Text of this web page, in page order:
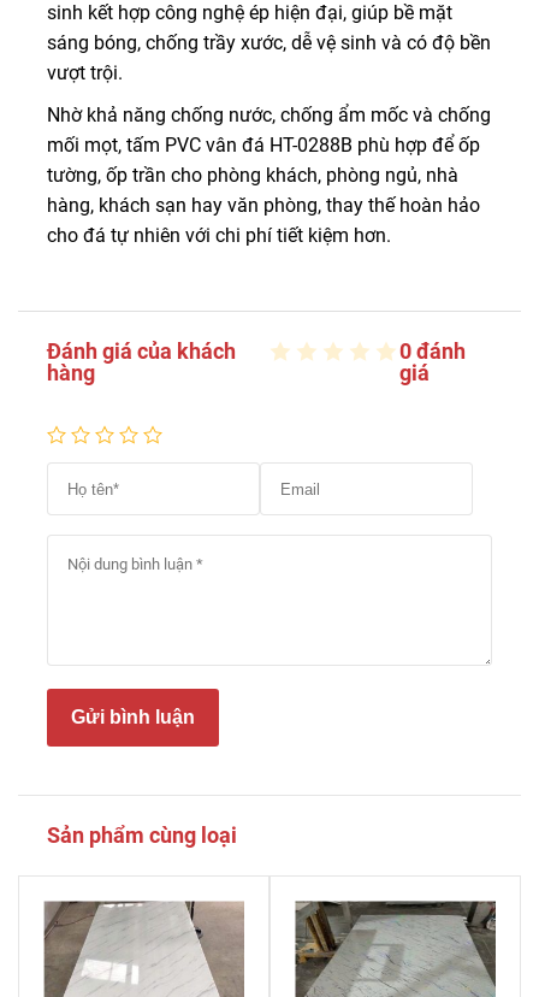
sinh kết hợp công nghệ ép hiện đại, giúp bề mặt
sáng bóng, chống trầy xước, dễ vệ sinh và có độ bền
vượt trội.
Nhờ khả năng chống nước, chống ẩm mốc và chống
mối mọt, tấm PVC vân đá HT-0288B phù hợp để ốp
tường, ốp trần cho phòng khách, phòng ngủ, nhà
hàng, khách sạn hay văn phòng, thay thế hoàn hảo
cho đá tự nhiên với chi phí tiết kiệm hơn.
Đánh giá của khách
hàng
0 đánh
giá
Gửi bình luận
Sản phẩm cùng loại